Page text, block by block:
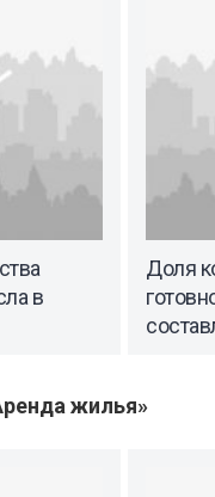
в
Доля
жилья»